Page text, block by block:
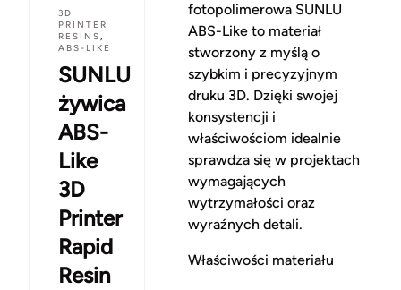
3D
PRINTER
RESINS,
ABS-LIKE
SUNLU
żywica
ABS-
Like
3D
Printer
Rapid
Resin
fotopolimerowa SUNLU
ABS-Like to materiał
stworzony z myślą o
szybkim i precyzyjnym
druku 3D. Dzięki swojej
konsystencji i
właściwościom idealnie
sprawdza się w projektach
wymagających
wytrzymałości oraz
wyraźnych detali.
Właściwości materiału